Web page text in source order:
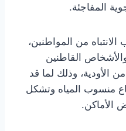
المفاجئة.
من المواطنين،
القاطنين
الأودية، وذلك لما قد
منسوب المياه وتشكل
الأماكن.